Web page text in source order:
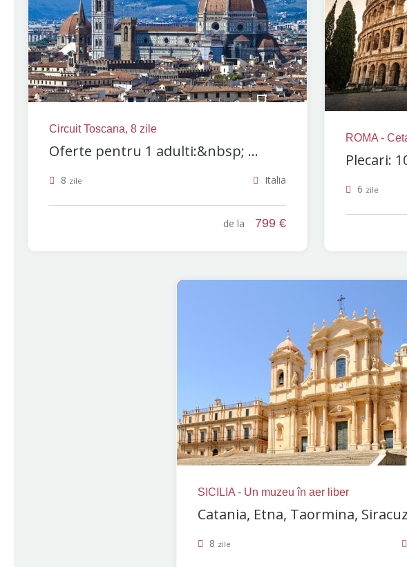
Circuit Toscana, 8 zile
Oferte pentru 1 adulti:&nbsp; ...
8 zile Italia
de la 799 €
ROMA -
Plecari:
6 zile
SICILIA - Un muzeu în aer liber
Catania, Etna, Taormina,
8 zile